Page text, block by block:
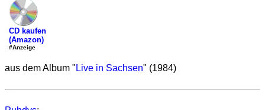
CD kaufen
(Amazon)
#Anzeige
aus dem Album " Live in Sachsen" (1984)